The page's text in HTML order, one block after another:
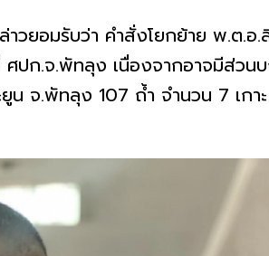
วยอมรับว่า คำสั่งโยกย้าย พ.ต.อ
ปก.จ.พัทลุง เนื่องจากอาจมีส่วน
ยูน จ.พัทลุง 107 ถ้ำ จำนวน 7 เกาะ